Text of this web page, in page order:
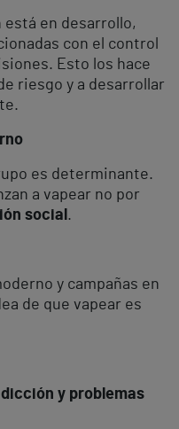
está en desarrollo,
con el control
Esto los hace
riesgo y a desarrollar
es determinante.
a vapear no por
social .
y campañas en
de que vapear es
y problemas